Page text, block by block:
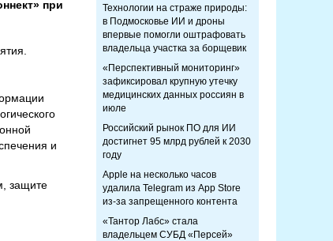
при
и
защите
Технологии на страже природы:
в Подмосковье ИИ и дроны
впервые помогли оштрафовать
владельца участка за борщевик
«Перспективный мониторинг»
зафиксировал крупную утечку
медицинских данных россиян в
июле
Российский рынок ПО для ИИ
достигнет 95 млрд рублей к 2030
году
Apple на несколько часов
удалила Telegram из App Store
из-за запрещенного контента
«Тантор Лабс» стала
владельцем СУБД «Персей»